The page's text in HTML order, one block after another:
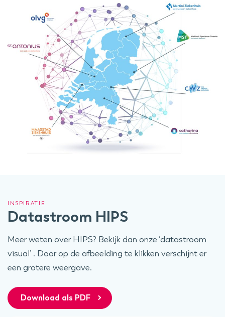
INSPIRATIE
Datastroom HIPS
Meer weten over HIPS? Bekijk dan onze ‘datastroom
visual’ . Door op de afbeelding te klikken verschijnt er
een grotere weergave.
Download als PDF